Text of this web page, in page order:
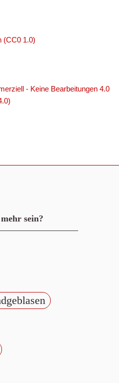
(CC0 1.0)
- Keine Bearbeitungen 4.0
sein?